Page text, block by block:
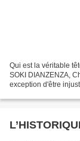
Qui est la véritable
SOKI DIANZENZA,
exception d'être